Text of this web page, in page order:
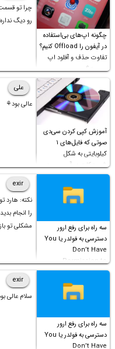
چگونه اپ‌های بی‌استفاده
در آیفون را Offload کنیم؟
تفاوت حذف و آفلود اپ
چیست؟
رو دیگ
آموزش کپی کردن سی‌دی
صوتی که فایل‌های ۱
کیلوبایتی به شکل
شورت‌کات در آن موجود
است!
علی
عالی بود⚘
سه راه برای رفع ارور
دسترسی به فولدر یا You
Don’t Have
Permission to
Access this folder
exir
مشکلی تو
سه راه برای رفع ارور
دسترسی به فولدر یا You
Don’t Have
exir
سلام عالی